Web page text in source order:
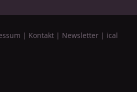
| Kontakt | Newsletter | ical